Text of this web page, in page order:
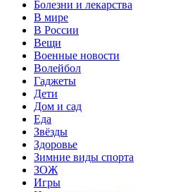
Болезни и лекарства
В мире
В России
Вещи
Военные новости
Волейбол
Гаджеты
Дети
Дом и сад
Еда
Звёзды
Здоровье
Зимние виды спорта
ЗОЖ
Игры